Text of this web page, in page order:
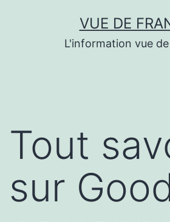
VUE DE
L'information vue
Tout
sur